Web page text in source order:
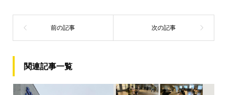
関連記事一覧